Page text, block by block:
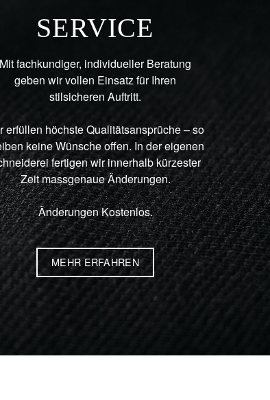
SERVICE
Mit fachkundiger, individueller Beratung
geben wir vollen Einsatz für Ihren
stilsicheren Auftritt.
erfüllen höchste Qualitätsansprüche – so
keine Wünsche offen. In der eigenen
fertigen wir innerhalb kürzester
Zeit massgenaue Änderungen.
Änderungen Kostenlos.
MEHR ERFAHREN